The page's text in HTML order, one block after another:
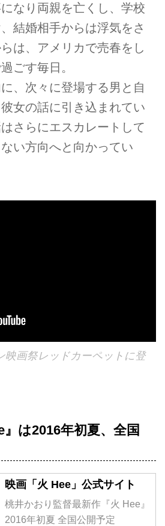
なり両親を亡くし、学校
結婚相手からは浮気をさ
は、アメリカで売春をし
ごす毎日。
、次々に登場する男と自
女の話に引き込まれてい
さらにエスカレートして
い方向へと向かってい
映画祭レッドカーペットに登
』は2016年初夏、全国
映画「火 Hee」公式サイト
桃井かおり監督最新作『火 Hee』
2016年初夏 全国公開予定